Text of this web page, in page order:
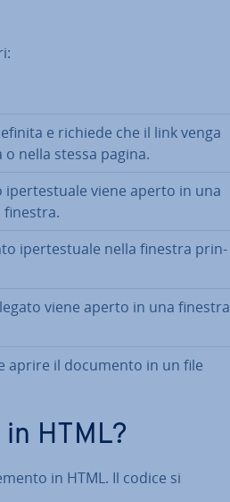
e richiede che il link venga
nella stessa pagina.
iper­te­stua­le viene aperto in una
finestra.
iper­te­stua­le nella finestra prin­
viene aperto in una finestra
aprire il documento in un file
HTML?
in HTML. Il codice si